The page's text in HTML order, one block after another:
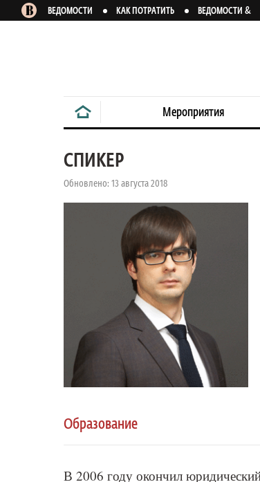
ВЕДОМОСТИ КАК ПОТРАТИТЬ ВЕДОМОСТИ &
Мероприятия
СПИКЕР
Обновлено: 13 августа 2018
Образование
В 2006 году окончил